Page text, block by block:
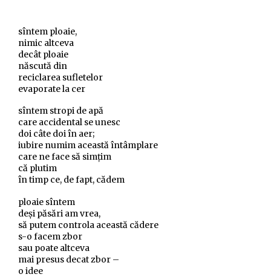
sîntem ploaie,
nimic altceva
decât ploaie
născută din
reciclarea sufletelor
evaporate la cer
sîntem stropi de apă
care accidental se unesc
doi câte doi în aer;
iubire numim această întâmplare
care ne face să simțim
că plutim
în timp ce, de fapt, cădem
ploaie sîntem
deși păsări am vrea,
să putem controla această cădere
s-o facem zbor
sau poate altceva
mai presus decat zbor –
o idee